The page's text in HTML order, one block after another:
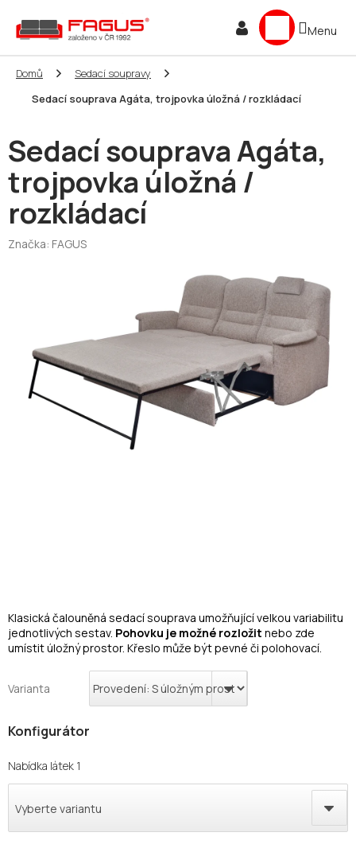
obsah
NÁKUPNÍ
KOŠÍK
Domů
Sedací soupravy
Sedací souprava Agáta, trojpovka úložná / rozkládací
Sedací souprava Agáta,
trojpovka úložná /
rozkládací
Značka: FAGUS
Varianta
Klasická čalouněná sedací souprava umožňující velkou variabilitu
jednotlivých sestav. Pohovku je možné rozložit nebo zde
umístit úložný prostor. Křeslo může být pevné či polohovací.
Nabídka látek 1
Vyberte variantu